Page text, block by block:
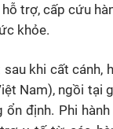
trợ, cấp cứu
khỏe.
khi cất cánh,
Nam), ngồi tại
định. Phi